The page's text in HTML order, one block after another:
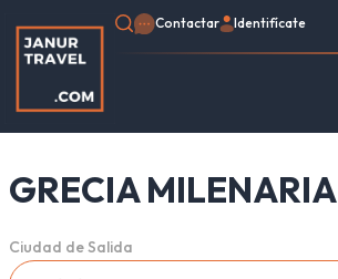
Contactar Identifícate
GRECIA MILENARIA
Ciudad de Salida